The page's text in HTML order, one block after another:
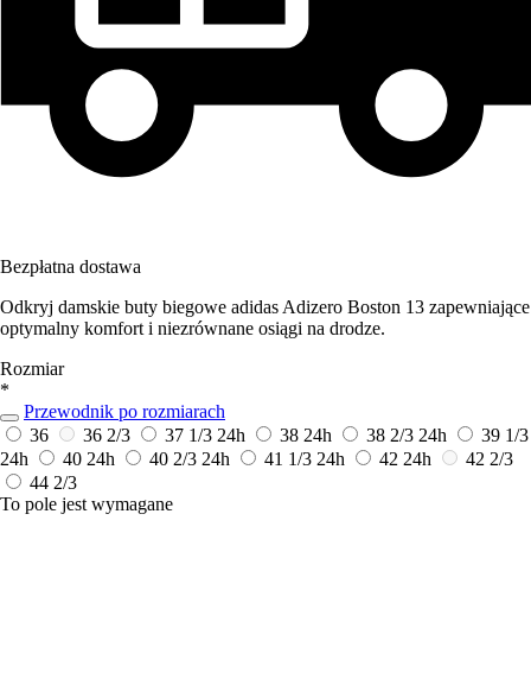
Bezpłatna dostawa
Odkryj damskie buty biegowe adidas Adizero Boston 13 zapewniające
optymalny komfort i niezrównane osiągi na drodze.
Rozmiar
*
Przewodnik po rozmiarach
36
36 2/3 37 1/3 24h 38 24h 38 2/3 24h
39 1/3
24h
40 24h 40 2/3 24h 41 1/3 24h 42 24h
42 2/3
44 2/3
To pole jest wymagane